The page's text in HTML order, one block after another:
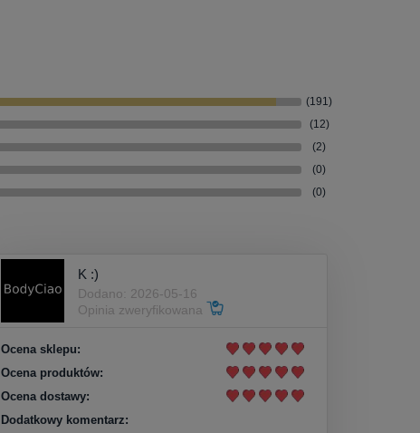
(191)
(12)
(2)
(0)
(0)
K :)
Dodano: 2026-05-16
Opinia zweryfikowana
Ocena sklepu:
Ocena produktów:
Ocena dostawy:
Dodatkowy komentarz: